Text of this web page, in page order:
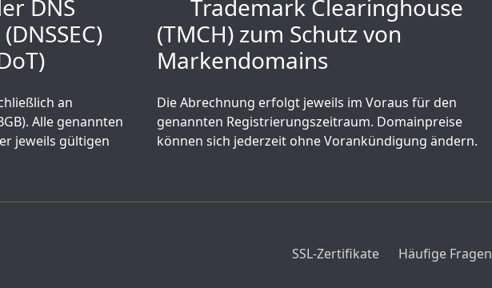
DNS
Trademark Clearinghouse
(TMCH) zum Schutz von
Markendomains
an
Alle genannten
jeweils gültigen
Die Abrechnung erfolgt jeweils im Voraus für den
genannten Registrierungszeitraum. Domainpreise
können sich jederzeit ohne Vorankündigung ändern.
SSL-Zertifikate
Häufige Fragen